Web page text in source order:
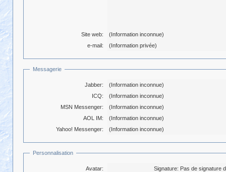
Site web:
(Information inconnue)
e-mail:
(Information privée)
Messagerie
Jabber:
(Information inconnue)
ICQ:
(Information inconnue)
MSN Messenger:
(Information inconnue)
AOL IM:
(Information inconnue)
Yahoo! Messenger:
(Information inconnue)
Personnalisation
Avatar: Signature: Pas de signature